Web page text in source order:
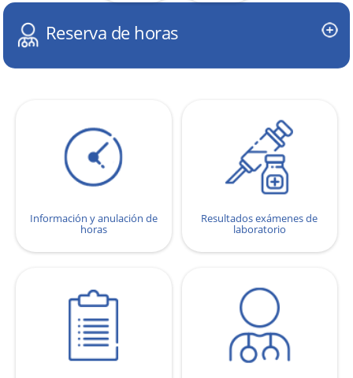
Reserva de horas
Información y anulación de
horas
Resultados exámenes de
laboratorio